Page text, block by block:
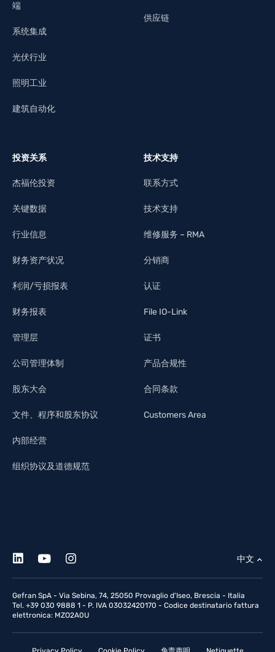
端
系统集成
光伏行业
照明工业
建筑自动化
供应链
投资关系
杰福伦投资
关键数据
行业信息
财务资产状况
利润/亏损报表
财务报表
管理层
公司管理体制
股东大会
文件、程序和股东协议
内部经营
组织协议及道德规范
技术支持
联系方式
技术支持
维修服务 – RMA
分销商
认证
File IO-Link
证书
产品合规性
合同条款
Customers Area
Gefran SpA - Via Sebina, 74, 25050 Provaglio d'Iseo, Brescia - Italia
Tel. +39 030 9888 1 - P. IVA 03032420170 - Codice destinatario fattura
elettronica: MZO2A0U
中文